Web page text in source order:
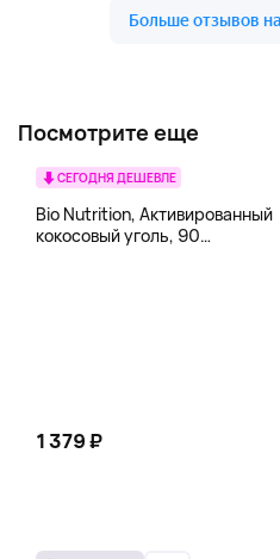
Посмотрите еще
СЕГОДНЯ ДЕШЕВЛЕ
Bio Nutrition, Активированный
кокосовый уголь, 90
1 379 ₽